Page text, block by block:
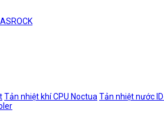
Tản nhiệt khí CPU Noctua Tản nhiệt nước